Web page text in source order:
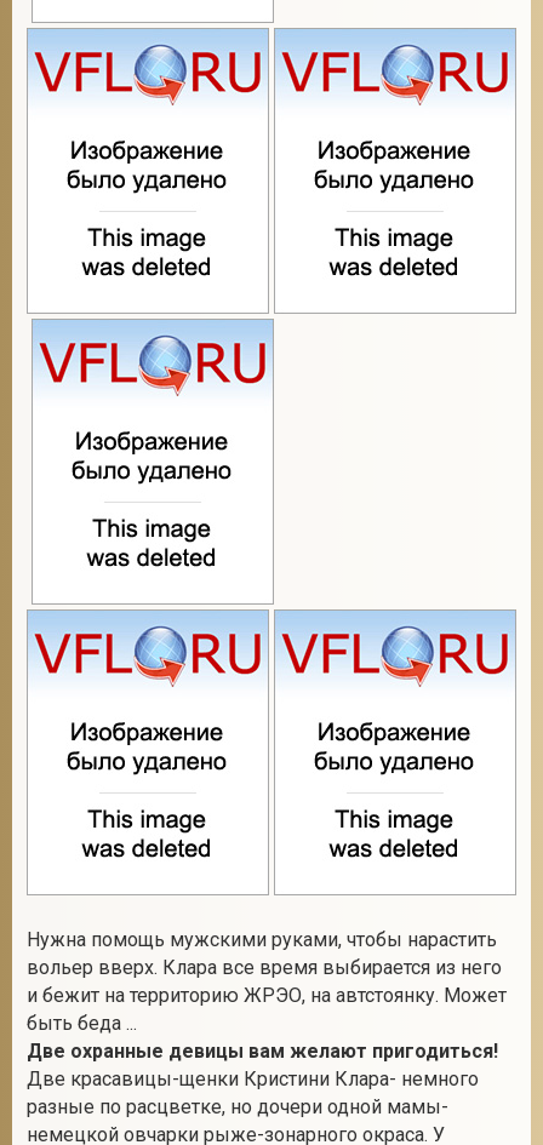
Нужна помощь мужскими руками, чтобы нарастить
вольер вверх. Клара все время выбирается из него
и бежит на территорию ЖРЭО, на автстоянку. Может
быть беда ...
Две охранные девицы вам желают пригодиться!
Две красавицы-щенки Кристини Клара- немного
разные по расцветке, но дочери одной мамы-
немецкой овчарки рыже-зонарного окраса. У